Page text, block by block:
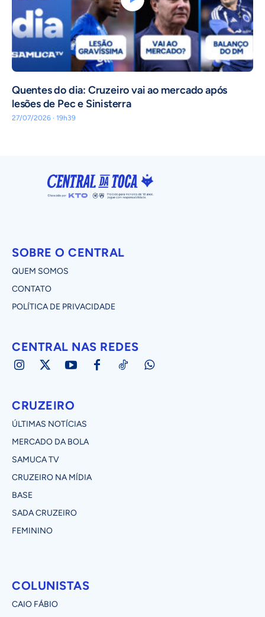
Quentes do dia: Cruzeiro vai ao mercado após
lesões de Pec e Sinisterra
27/07/2026 · 19h39
SOBRE O CENTRAL
QUEM SOMOS
CONTATO
POLÍTICA DE PRIVACIDADE
CENTRAL NAS REDES
CRUZEIRO
ÚLTIMAS NOTÍCIAS
MERCADO DA BOLA
SAMUCA TV
CRUZEIRO NA MÍDIA
BASE
SADA CRUZEIRO
FEMININO
COLUNISTAS
CAIO FÁBIO